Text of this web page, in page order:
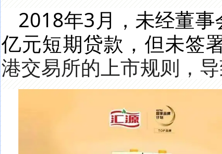
2018年3月，未经董
亿元短期贷款，但未签
港交易所的上市规则，